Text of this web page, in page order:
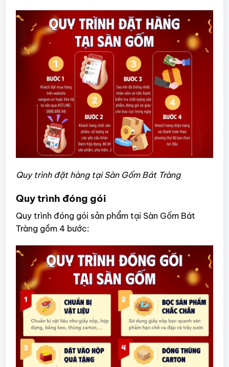
Quy trình đặt hàng tại Sàn Gốm Bát Tràng
Quy trình đóng gói
Quy trình đóng gói sản phẩm tại Sàn Gốm Bát
Tràng gồm 4 bước: